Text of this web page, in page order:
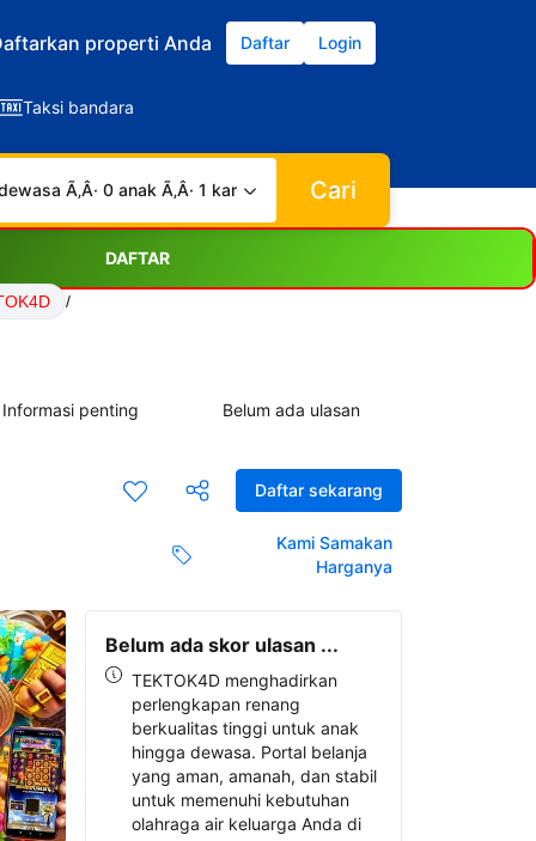
properti Anda Daftar Login
Taksi bandara
Ã‚Â· 0 anak Ã‚Â· 1 kamar Cari
DAFTAR
/
Informasi penting Belum ada ulasan
Daftar sekarang
Kami Samakan
Harganya
Belum ada skor ulasan ...
TEKTOK4D menghadirkan
perlengkapan renang
berkualitas tinggi untuk anak
hingga dewasa. Portal belanja
yang aman, amanah, dan stabil
untuk memenuhi kebutuhan
olahraga air keluarga Anda di